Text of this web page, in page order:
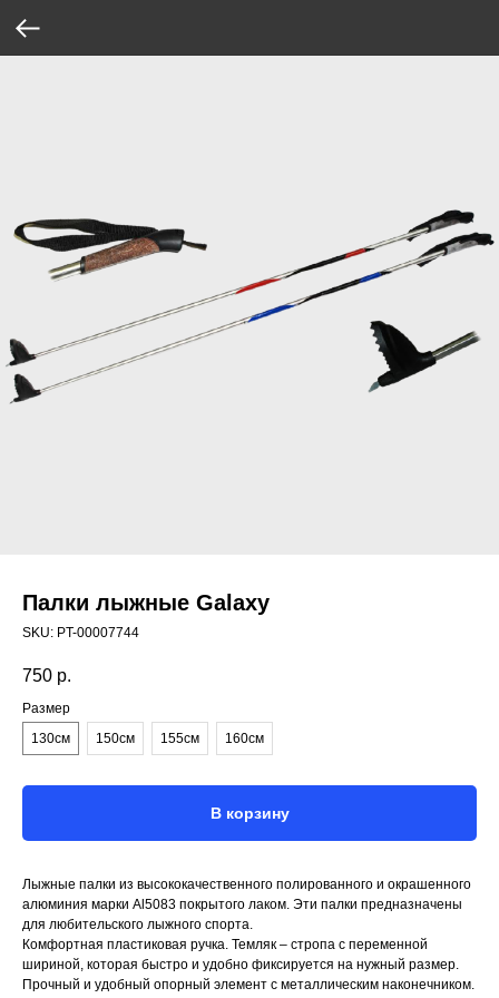
Палки лыжные Galaxy
SKU: PT-00007744
750 р.
Размер
130см
150см 155см 160см
В корзину
Лыжные палки из высококачественного полированного и окрашенного
алюминия марки Al5083 покрытого лаком. Эти палки предназначены
для любительского лыжного спорта.
Комфортная пластиковая ручка. Темляк – стропа с переменной
шириной, которая быстро и удобно фиксируется на нужный размер.
Прочный и удобный опорный элемент с металлическим наконечником.